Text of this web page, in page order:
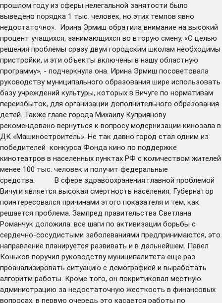
прошлом году из сферы нелегальной занятости было
выведено порядка 1 тыс. человек, но этих темпов явно
недостаточно». Ирина Эрмиш обратила внимание на высокий
процент учащихся, занимающихся во вторую смену. «С целью
решения проблемы сразу двум городским школам необходимы
пристройки, и эти объекты включены в нашу областную
программу», - подчеркнула она. Ирина Эрмиш посоветовала
руководству муниципального образования шире использовать
базу учреждений культуры, которых в Вичуге по нормативам
переизбыток, для организации дополнительного образования
детей. Также главе города Михаилу Куприянову
рекомендовано вернуться к вопросу модернизации кинозала в
ДК «Машиностроитель». Не так давно город стал одним из
победителей конкурса Фонда кино по поддержке
кинотеатров в населенных пунктах РФ с количеством жителей
менее 100 тыс. человек и получит федеральные
средства. В сфере здравоохранения главной проблемой
Вичуги является высокая смертность населения. Губернатор
поинтересовался причинами этого показателя и тем, как
решается проблема. Зампред правительства Светлана
Романчук доложила: все шаги по активизации борьбы с
сердечно-сосудистыми заболеваниями предпринимаются, это
направление планируется развивать и в дальнейшем. Павел
Коньков поручил руководству муниципалитета еще раз
проанализировать ситуацию с демографией и выработать
алгоритм работы. Кроме того, он покритиковал местную
администрацию за недостаточную жесткость в финансовых
вопросах, в первую очередь это касается работы по